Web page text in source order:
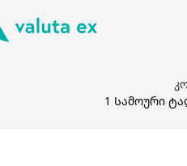
1 Სამოური